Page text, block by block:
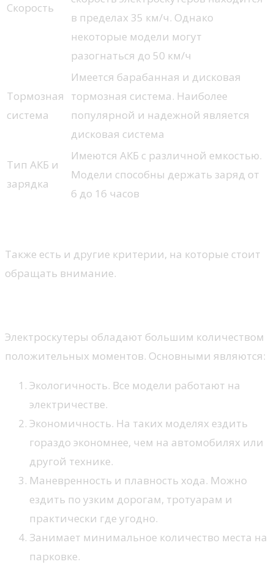
Скорость
в пределах 35 км/ч. Однако
некоторые модели могут
разогнаться до 50 км/ч
Тормозная
система
Имеется барабанная и дисковая
тормозная система. Наиболее
популярной и надежной является
дисковая система
Тип АКБ и
зарядка
Имеются АКБ с различной емкостью.
Модели способны держать заряд от
6 до 16 часов
Также есть и другие критерии, на которые стоит
обращать внимание.
Электроскутеры обладают большим количеством
положительных моментов. Основными являются:
Экологичность. Все модели работают на
электричестве.
Экономичность. На таких моделях ездить
гораздо экономнее, чем на автомобилях или
другой технике.
Маневренность и плавность хода. Можно
ездить по узким дорогам, тротуарам и
практически где угодно.
Занимает минимальное количество места на
парковке.